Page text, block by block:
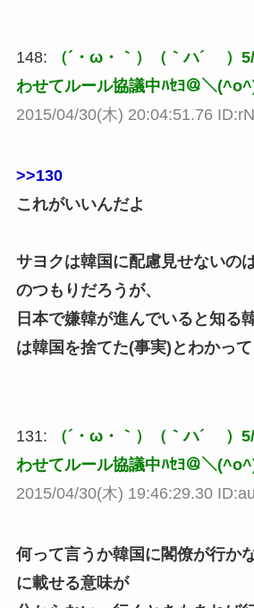
148:
（´・ω・｀）（｀ハ´ ）
わせてルール協議中ﾊｾﾖ＠＼
2015/04/30(木) 20:04:51.76
>>130
これがいいんだよ
サヨクは韓国に配慮見せないの
のつもりだろうが、
日本で嫌韓が進んでいると知る
は韓国を捨てた(事実)とわかっ
131:
（´・ω・｀）（｀ハ´ ）
わせてルール協議中ﾊｾﾖ＠＼
2015/04/30(木) 19:46:29.30
何って言うか韓国に閣僚が行か
に載せる意味が